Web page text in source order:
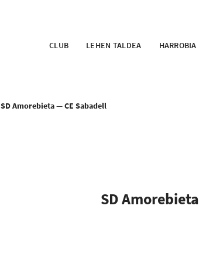
CLUB LEHEN TALDEA HARROBIA
SD Amorebieta — CE Sabadell
SD Amorebieta